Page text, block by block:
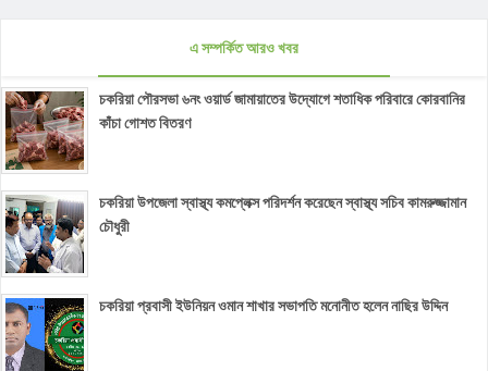
এ সম্পর্কিত আরও খবর
চকরিয়া পৌরসভা ৬নং ওয়ার্ড জামায়াতের উদ্যোগে শতাধিক পরিবারে কোরবানির
কাঁচা গোশত বিতরণ
চকরিয়া উপজেলা স্বাস্থ্য কমপ্লেক্স পরিদর্শন করেছেন স্বাস্থ্য সচিব কামরুজ্জামান
চৌধুরী
চকরিয়া প্রবাসী ইউনিয়ন ওমান শাখার সভাপতি মনোনীত হলেন নাছির উদ্দিন